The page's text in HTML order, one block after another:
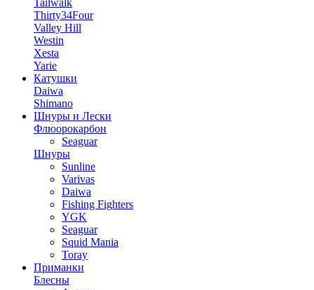
Tailwalk
Thirty34Four
Valley Hill
Westin
Xesta
Yarie
Катушки
Daiwa
Shimano
Шнуры и Лески
Флюорокарбон
Seaguar
Шнуры
Sunline
Varivas
Daiwa
Fishing Fighters
YGK
Seaguar
Squid Mania
Toray
Приманки
Блесны